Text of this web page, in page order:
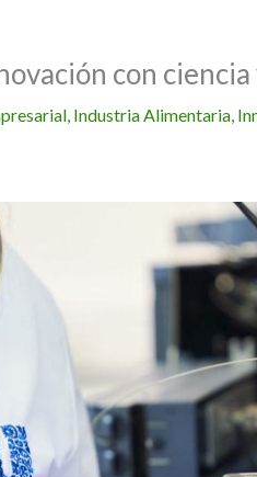
con
, Industria Alimentaria,